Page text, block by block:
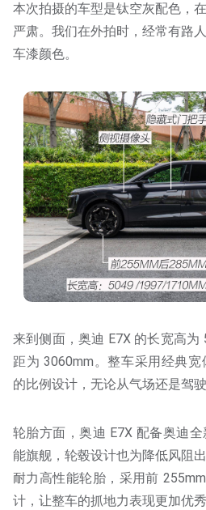
本次拍摄的车型是钛空灰配色，
严肃。我们在外拍时，经常有路
车漆颜色。
来到侧面，奥迪 E7X 的长宽高
距为 3060mm。整车采用经典
的比例设计，无论从气场还是驾
轮胎方面，奥迪 E7X 配备奥迪
能旗舰，轮毂设计也为降低风阻
耐力高性能轮胎，采用前
计，让整车的抓地力表现更加优秀